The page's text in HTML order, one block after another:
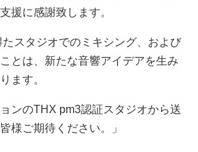
援に感謝致します。
スタジオでのミキシング、および
とは、新たな音響アイデアを生み
ます。
ンのTHX pm3認証スタジオから送
様ご期待ください。」